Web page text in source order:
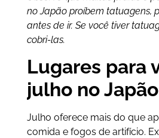
no Japão proíbem tatuagens,
antes de ir. Se você tiver
cobri-las.
Lugares para
julho no Japão
Julho oferece mais do que
comida e fogos de artifício.